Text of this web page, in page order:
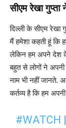
सीएम रेखा गुप्ता
दिल्ली के सीएम रेखा
मैं हमेशा कहती हूं कि
लेकिन हम अपने देश
बहुत से लोगों ने
नाम भी नहीं जानते.
कर्तव्य है कि हम
#WATCH